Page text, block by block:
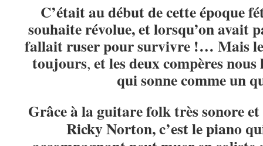
C’était au début de cette époque
souhaite révolue, et lorsqu’on avait
fallait ruser pour survivre !… Mais
toujours, et les deux compères
qui sonne comme un
Grâce à la guitare folk très sonore
Ricky Norton, c’est le piano